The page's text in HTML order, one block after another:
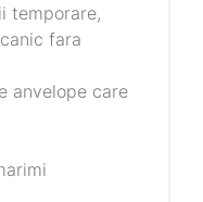
temporare,
fara
anvelope care